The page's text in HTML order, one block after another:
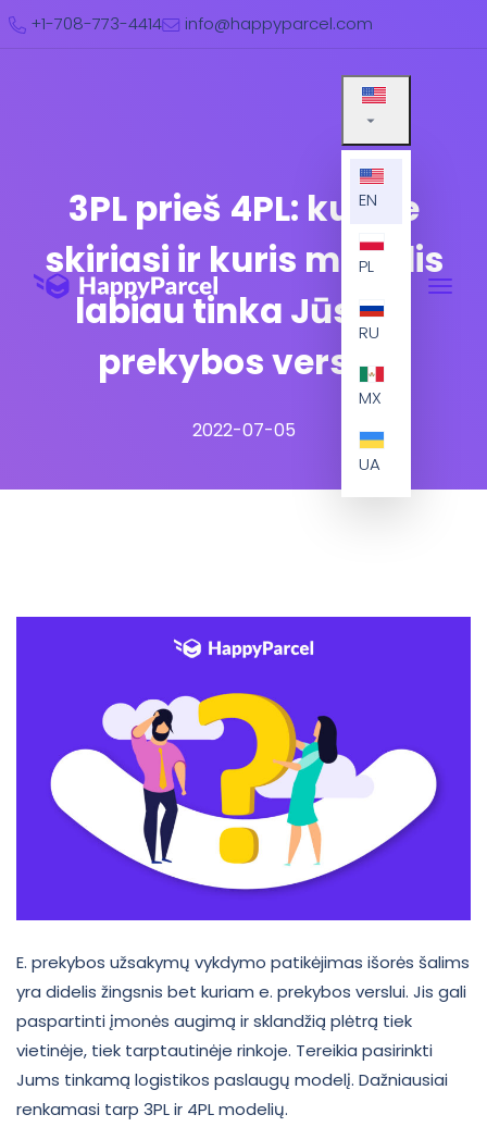
+1-708-773-4414 info@happyparcel.com
EN
PL
RU
MX
UA
3PL prieš 4PL: kuo jie
skiriasi ir kuris modelis
labiau tinka Jūsų e.
prekybos verslui
2022-07-05
E. prekybos užsakymų vykdymo patikėjimas išorės šalims
yra didelis žingsnis bet kuriam e. prekybos verslui. Jis gali
paspartinti įmonės augimą ir sklandžią plėtrą tiek
vietinėje, tiek tarptautinėje rinkoje. Tereikia pasirinkti
Jums tinkamą logistikos paslaugų modelį. Dažniausiai
renkamasi tarp 3PL ir 4PL modelių.